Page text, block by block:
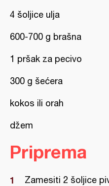
4 šoljice ulja
600-700 g brašna
1 pršak za pecivo
300 g šećera
kokos ili orah
džem
Priprema
Zamesiti 2 šoljice